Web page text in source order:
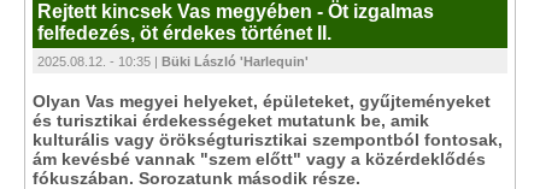
Rejtett kincsek Vas megyében - Öt izgalmas
felfedezés, öt érdekes történet II.
2025.08.12. - 10:35 | Büki László 'Harlequin'
Olyan Vas megyei helyeket, épületeket, gyűjteményeket
és turisztikai érdekességeket mutatunk be, amik
kulturális vagy örökségturisztikai szempontból fontosak,
ám kevésbé vannak "szem előtt" vagy a közérdeklődés
fókuszában. Sorozatunk második része.